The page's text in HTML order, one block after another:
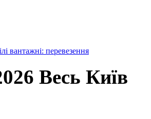
вантажні: перевезення
Весь Київ